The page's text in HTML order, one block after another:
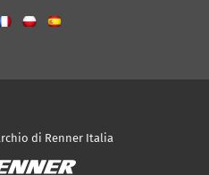
di Renner Italia